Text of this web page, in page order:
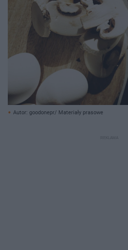
Autor: goodonepr/ Materiały prasowe